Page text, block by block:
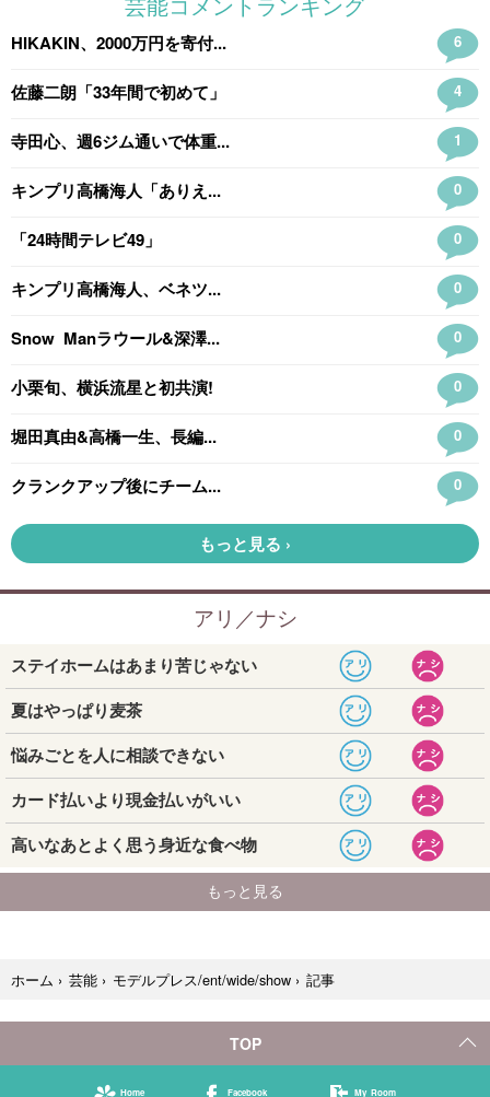
ホーム › 芸能 › モデルプレス/ent/wide/show › 記事
TOP
Home Facebook My Room